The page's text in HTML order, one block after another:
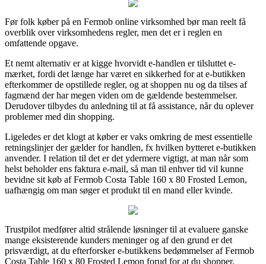
Før folk køber på en Fermob online virksomhed bør man reelt få
overblik over virksomhedens regler, men det er i reglen en
omfattende opgave.
Et nemt alternativ er at kigge hvorvidt e-handlen er tilsluttet e-
mærket, fordi det længe har været en sikkerhed for at e-butikken
efterkommer de opstillede regler, og at shoppen nu og da tilses af
fagmænd der har megen viden om de gældende bestemmelser.
Derudover tilbydes du anledning til at få assistance, når du oplever
problemer med din shopping.
Ligeledes er det klogt at køber er vaks omkring de mest essentielle
retningslinjer der gælder for handlen, fx hvilken bytteret e-butikken
anvender. I relation til det er det ydermere vigtigt, at man når som
helst beholder ens faktura e-mail, så man til enhver tid vil kunne
bevidne sit køb af Fermob Costa Table 160 x 80 Frosted Lemon,
uafhængig om man søger et produkt til en mand eller kvinde.
Trustpilot medfører altid strålende løsninger til at evaluere ganske
mange eksisterende kunders meninger og af den grund er det
prisværdigt, at du efterforsker e-butikkens bedømmelser af Fermob
Costa Table 160 x 80 Frosted Lemon forud for at du shopper.